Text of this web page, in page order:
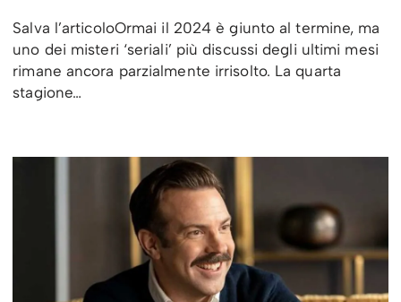
Salva l’articoloOrmai il 2024 è giunto al termine, ma
uno dei misteri ‘seriali’ più discussi degli ultimi mesi
rimane ancora parzialmente irrisolto. La quarta
stagione…